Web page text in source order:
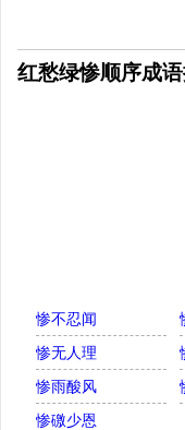
红愁绿惨顺序成
惨不忍闻
惨无人理
惨雨酸风
惨礉少恩